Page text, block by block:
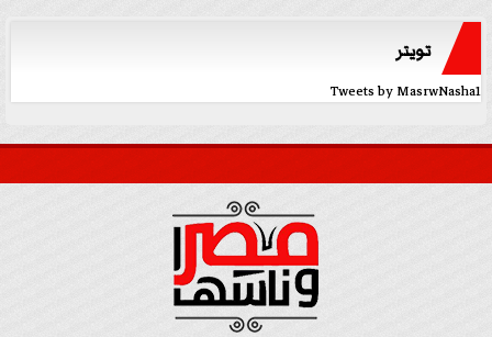
تويتر
Tweets by MasrwNasha1